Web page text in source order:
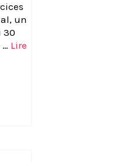
un
30
… Lire